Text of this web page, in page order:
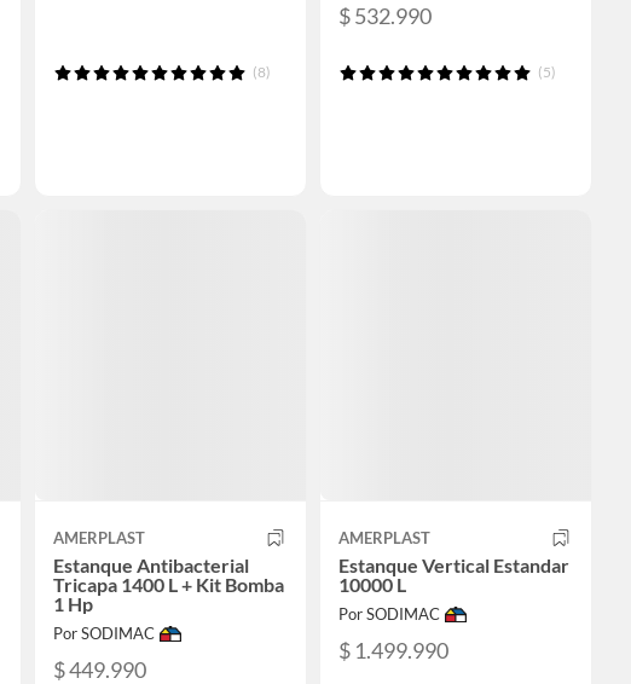
(8)
$ 532.990
(5)
AMERPLAST
Estanque Antibacterial
Tricapa 1400 L + Kit Bomba
1 Hp
Por SODIMAC
$ 449.990
AMERPLAST
Estanque Vertical Estandar
10000 L
Por SODIMAC
$ 1.499.990